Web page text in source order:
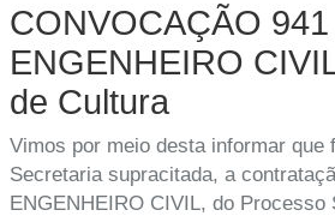
CONVOCAÇÃO
ENGENHEIRO
de Cultura
Vimos por meio desta informar que
Secretaria supracitada, a
ENGENHEIRO CIVIL, do Processo